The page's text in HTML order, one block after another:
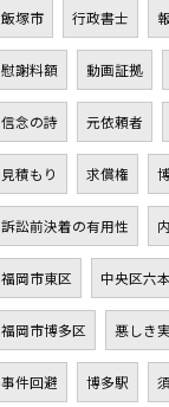
飯塚市 行政書士
慰謝料額 動画証拠
信念の詩 元依頼者
見積もり 求償権
訴訟前決着の有用性
福岡市東区 中央区六
福岡市博多区 悪しき
事件回避 博多駅